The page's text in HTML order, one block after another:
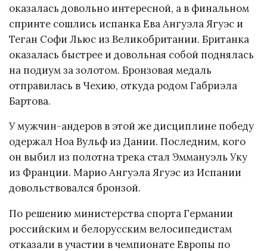
оказалась довольно интересной, а в финальном
спринте сошлись испанка Ева Ангуэла Ягуэс и
Теган Софи Льюс из Великобритании. Британка
оказалась быстрее и довольная собой поднялась
на подиум за золотом. Бронзовая медаль
отправилась в Чехию, откуда родом Габриэла
Бартова.
У мужчин-андеров в этой же дисциплине победу
одержал Ноа Вульф из Дании. Последним, кого
он выбил из полотна трека стал Эммануэль Уку
из Франции. Марио Ангуэла Ягуэс из Испании
довольствовался бронзой.
По решению министерства спорта Германии
российским и белорусским велосипедистам
отказали в участии в чемпионате Европы по